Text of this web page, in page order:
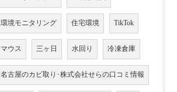
環境モニタリング 住宅環境 TikTok
マウス 三ヶ日 水回り 冷凍倉庫
名古屋のカビ取り･株式会社せらの口コミ情報